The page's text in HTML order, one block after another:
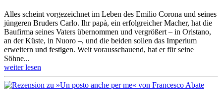
Alles scheint vorgezeichnet im Leben des Emilio Corona und seines
jüngeren Bruders Carlo. Ihr papà, ein erfolgreicher Macher, hat die
Baufirma seines Vaters übernommen und ver­grö­ßert – in Oristano,
an der Küste, in Nuoro –, und die beiden sollen das Imperium
erweitern und fes­ti­gen. Weit vor­aus­schauend, hat er für seine
Söhne...
weiter lesen